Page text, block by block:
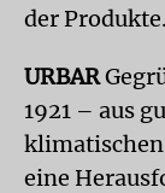
der Produkte.
URBAR
1921 – aus
eine